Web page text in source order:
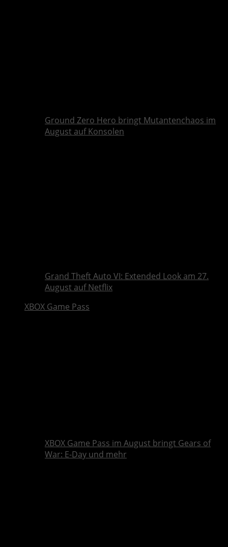
Ground Zero Hero bringt Mutantenchaos im
August auf Konsolen
Grand Theft Auto VI: Extended Look am 27.
August auf Netflix
XBOX Game Pass
XBOX Game Pass im August bringt Gears of
War: E-Day und mehr